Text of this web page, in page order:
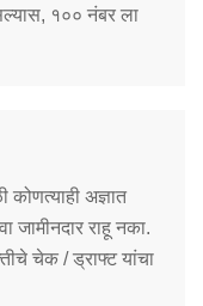
१०० नंबर ला
अज्ञात
राहू नका.
चेक / ड्राफ्ट यांचा